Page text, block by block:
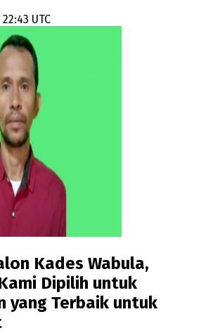
UTC
Kades Wabula,
Dipilih untuk
yang Terbaik untuk